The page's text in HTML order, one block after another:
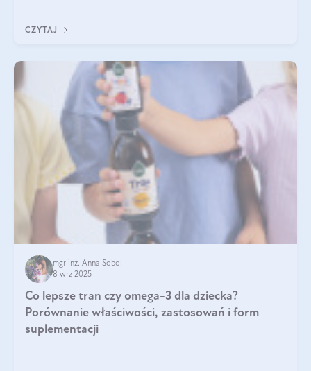
suplementować jesienią i zimą?
CZYTAJ
mgr inż. Anna Sobol
8 wrz 2025
Co lepsze tran czy omega-3 dla dziecka?
Porównanie właściwości, zastosowań i form
suplementacji